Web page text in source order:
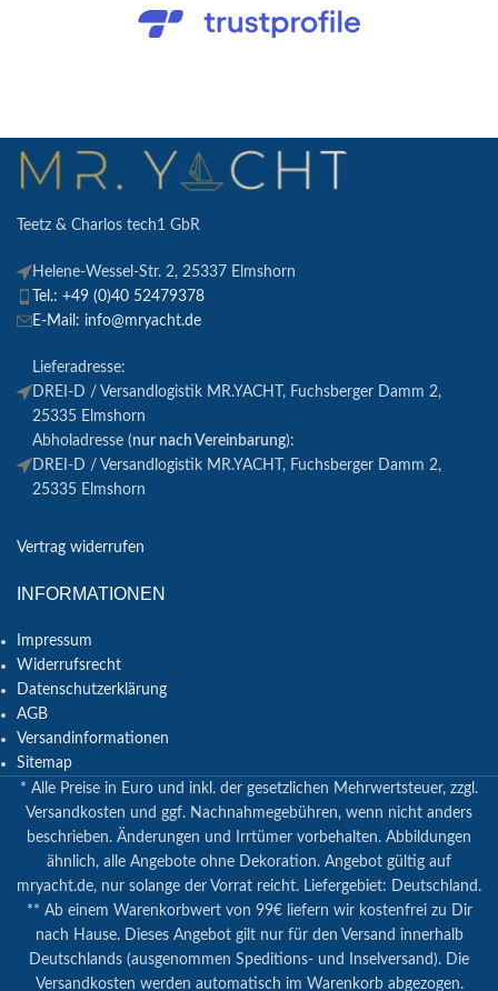
Teetz & Charlos tech1 GbR
Helene-Wessel-Str. 2, 25337 Elmshorn
Tel.: +49 (0)40 52479378
E-Mail: info@mryacht.de
Lieferadresse:
DREI-D / Versandlogistik MR.YACHT, Fuchsberger Damm 2,
25335 Elmshorn
Abholadresse (nur nach Vereinbarung):
DREI-D / Versandlogistik MR.YACHT, Fuchsberger Damm 2,
25335 Elmshorn
Vertrag widerrufen
INFORMATIONEN
Impressum
Widerrufsrecht
Datenschutzerklärung
AGB
Versandinformationen
Sitemap
* Alle Preise in Euro und inkl. der gesetzlichen Mehrwertsteuer, zzgl.
Versandkosten und ggf. Nachnahmegebühren, wenn nicht anders
beschrieben. Änderungen und Irrtümer vorbehalten. Abbildungen
ähnlich, alle Angebote ohne Dekoration. Angebot gültig auf
mryacht.de, nur solange der Vorrat reicht. Liefergebiet: Deutschland.
** Ab einem Warenkorbwert von 99€ liefern wir kostenfrei zu Dir
nach Hause. Dieses Angebot gilt nur für den Versand innerhalb
Deutschlands (ausgenommen Speditions- und Inselversand). Die
Versandkosten werden automatisch im Warenkorb abgezogen.